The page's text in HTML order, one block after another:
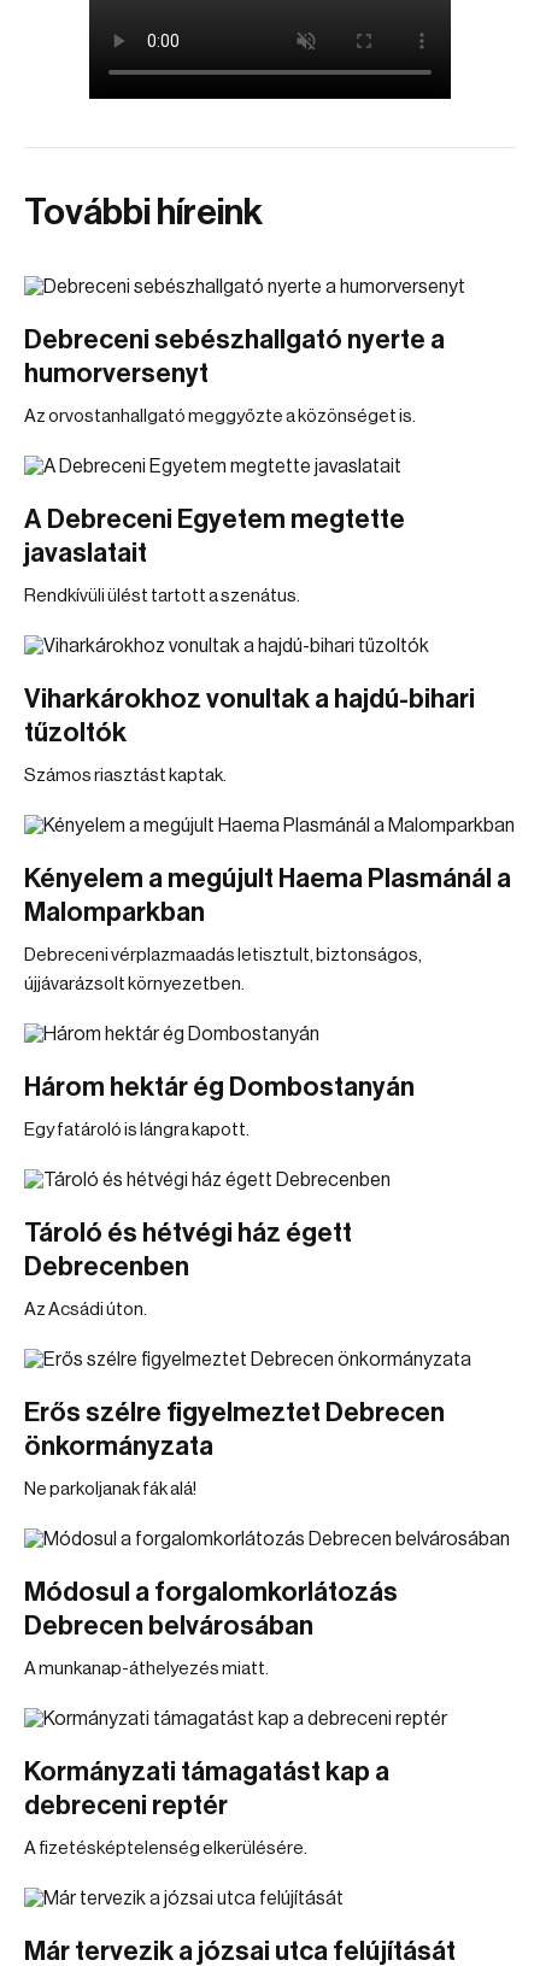
További híreink
Debreceni sebészhallgató nyerte a
humorversenyt
Az orvostanhallgató meggyőzte a közönséget is.
A Debreceni Egyetem megtette
javaslatait
Rendkívüli ülést tartott a szenátus.
Viharkárokhoz vonultak a hajdú-bihari
tűzoltók
Számos riasztást kaptak.
Kényelem a megújult Haema Plasmánál a
Malomparkban
Debreceni vérplazmaadás letisztult, biztonságos,
újjávarázsolt környezetben.
Három hektár ég Dombostanyán
Egy fatároló is lángra kapott.
Tároló és hétvégi ház égett
Debrecenben
Az Acsádi úton.
Erős szélre figyelmeztet Debrecen
önkormányzata
Ne parkoljanak fák alá!
Módosul a forgalomkorlátozás
Debrecen belvárosában
A munkanap-áthelyezés miatt.
Kormányzati támagatást kap a
debreceni reptér
A fizetésképtelenség elkerülésére.
Már tervezik a józsai utca felújítását